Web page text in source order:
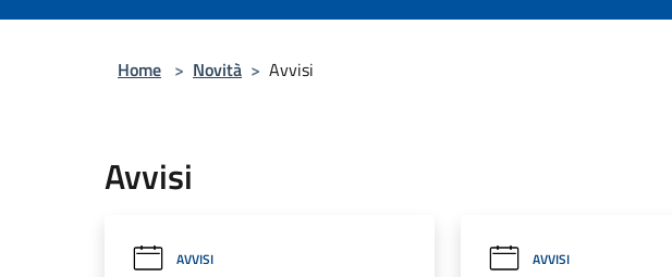
Home > Novità > Avvisi
Avvisi
AVVISI AVVISI